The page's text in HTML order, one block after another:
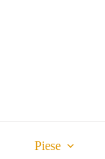
Piese